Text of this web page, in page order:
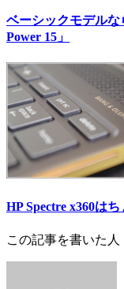
ベーシックモデルな
Power 15」
HP Spectre x360は
この記事を書いた人